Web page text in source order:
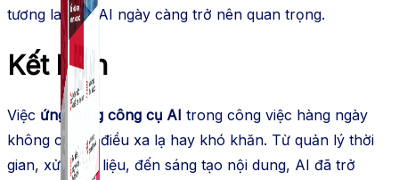
tương lai, nơi AI ngày càng trở nên quan trọng.
Kết luận
Việc ứng dụng công cụ AI trong công việc hàng ngày
không còn là điều xa lạ hay khó khăn. Từ quản lý thời
gian, xử lý dữ liệu, đến sáng tạo nội dung, AI đã trở